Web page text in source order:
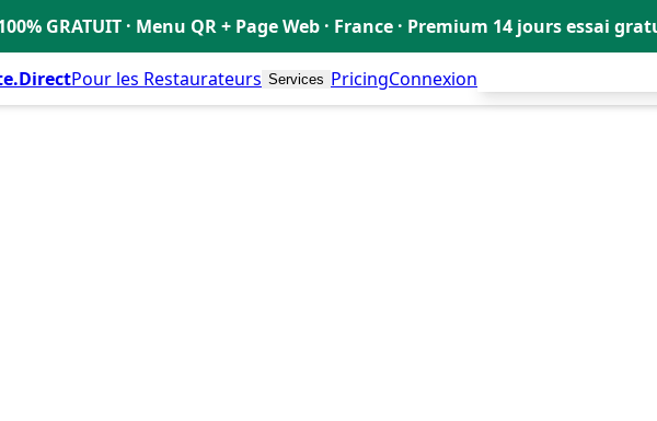
GRATUIT · Menu QR + Page Web · France · Premium 14 jours essai
Pour les Restaurateurs Services PricingConnexion